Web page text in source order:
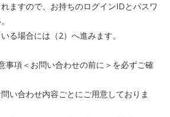
ますので、お持ちのログインIDとパスワ
る場合には（2）へ進みます。
事項＜お問い合わせの前に＞を必ずご確
い合わせ内容ごとにご用意しておりま